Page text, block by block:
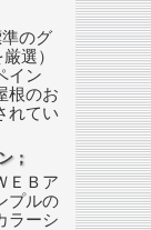
のグ
選）
イン
根のお
れてい
；
ＥＢア
プルの
ラーシ